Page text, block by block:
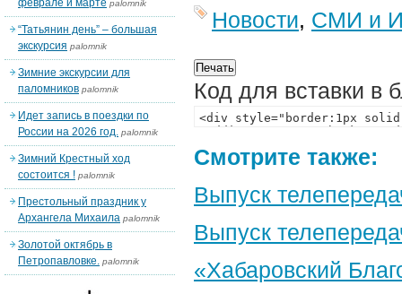
Новости, СМИ и
Код для вставки в
Смотрите также:
Выпуск
Выпуск
«Хабаровский
феврале и марте palomnik
“Татьянин день” – большая
экскурсия palomnik
Зимние экскурсии для
паломников palomnik
Идет запись в поездки по
России на 2026 год. palomnik
Зимний Крестный ход
состоится ! palomnik
Престольный праздник у
Архангела Михаила palomnik
Золотой октябрь в
Петропавловке. palomnik